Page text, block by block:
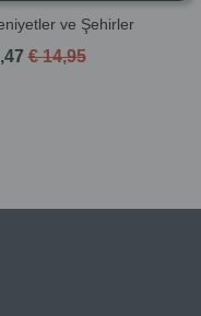
ve Şehirler
€ 14,95